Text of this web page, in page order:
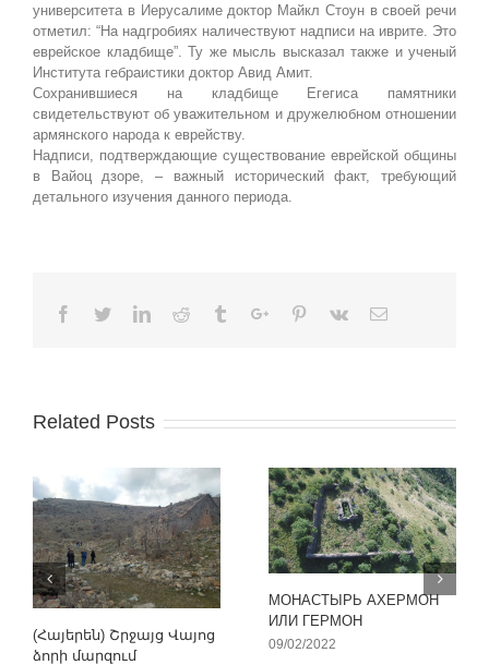
университета в Иерусалиме доктор Майкл Стоун в своей речи
отметил: “На надгробиях наличествуют надписи на иврите. Это
еврейское кладбище”. Ту же мысль высказал также и ученый
Института гебраистики доктор Авид Амит.
Сохранившиеся на кладбище Егегиса памятники
свидетельствуют об уважительном и дружелюбном отношении
армянского народа к еврейству.
Надписи, подтверждающие существование еврейской общины
в Вайоц дзоре, – важный исторический факт, требующий
детального изучения данного периода.
Facebook
TwitterLinkedinReddit TumblrGoogle+Pinterest
Vk Email
Related Posts
(Հայերեն) Շրջայց Վայոց
ձորի մարզում
МОНАСТЫРЬ АХЕРМОН
ИЛИ ГЕРМОН
09/02/2022